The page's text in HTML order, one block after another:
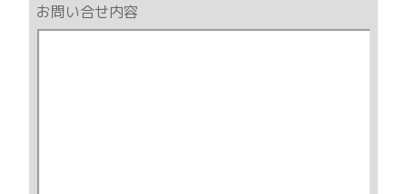
お問い合せ内容